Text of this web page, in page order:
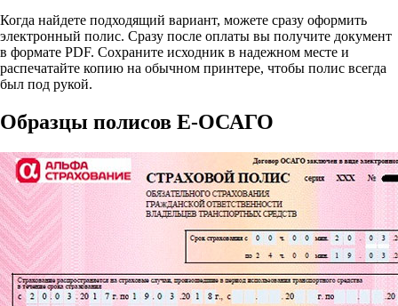
Когда найдете подходящий вариант, можете сразу оформить
электронный полис. Сразу после оплаты вы получите документ
в формате PDF. Сохраните исходник в надежном месте и
распечатайте копию на обычном принтере, чтобы полис всегда
был под рукой.
Образцы полисов E-ОСАГО